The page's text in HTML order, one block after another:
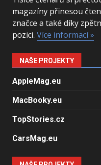
magazíny přinesou
značce a také díky
pozici. Více informací »
NAŠE PROJEKTY
AppleMag.eu
MacBooky.eu
TopStories.cz
CarsMag.eu